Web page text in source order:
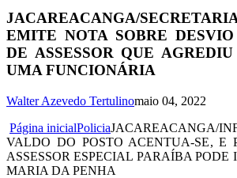
JACAREACANGA/
EMITE NOTA SOBRE
DE ASSESSOR QUE
UMA FUNCIONÁRIA
Walter Azevedo Tertulinomaio 04, 2022
Página inicialPoliciaJACAREACANGA/
VALDO DO POSTO ACENTUA-SE, E
ASSESSOR ESPECIAL PARAÍBA PODE
MARIA DA PENHA